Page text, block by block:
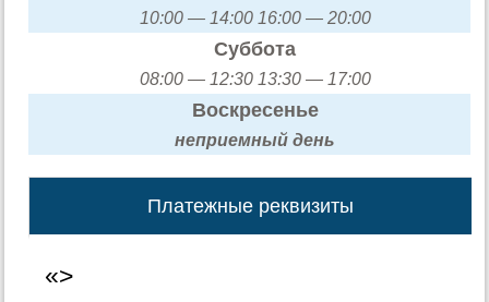
10:00 — 14:00 16:00 — 20:00
Суббота
08:00 — 12:30 13:30 — 17:00
Воскресенье
неприемный день
Платежные реквизиты
«>